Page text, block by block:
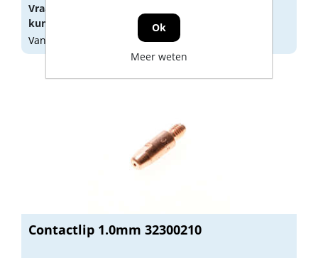
Vraag een
kunnen zien.
Vandaag besteld, morgen geleverd
Contactlip 1.0mm 32300210
Ok
Meer weten